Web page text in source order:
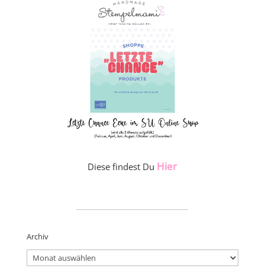
Diese findest Du Hier
Archiv
Archiv